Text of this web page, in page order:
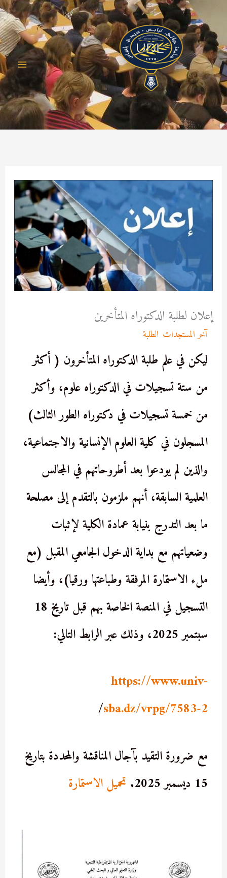
المحتوى
إعلان لطلبة الدكتوراه المتأخرين
/آخر المستجدات الطلبة/ بواسطة
ليكن في علم طلبة الدكتوراه المتأخرون (أكثر
من ستة تسجيلات في الدكتوراه علوم، وأكثر
من خمسة تسجيلات في دكتوراه الطور الثالث)
المسجلون في كلية العلوم الإنسانية والاجتماعية،
والذين لم يودعوا بعد أطروحاتهم في المجالس
العلمية السابقة، أنهم ملزمون بالتقدم إلى مصلحة
ما بعد التدرج بنيابة عمادة الكلية لإثبات
وضعياتهم مع بداية الدخول الجامعي المقبل (مع
ملء الاستمارة المرفقة وطباعتها ورقيا)، وأيضا
التسجيل في المنصة الخاصة بهم قبل تاريخ 18
سبتمبر 2025، وذلك عبر الرابط التالي
:
https://www.univ-
sba.dz/vrpg/7583-2
/
مع ضرورة التقيد بآجال المناقشة والمحددة بتاريخ
15 ديسمبر 2025.
تحميل الاستمارة